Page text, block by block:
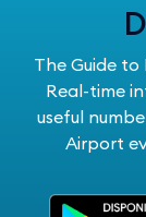
The Guide
Real-time
useful
Airport